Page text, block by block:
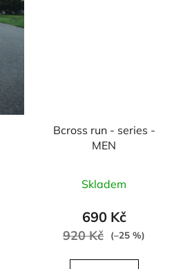
Bcross run - series -
MEN
Skladem
690 Kč
920 Kč (–25 %)